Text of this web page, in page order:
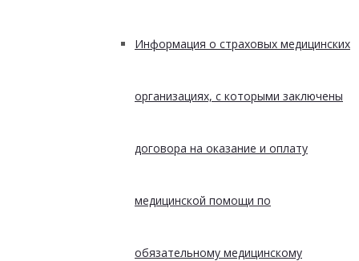
Информация о страховых медицинских
организациях, с которыми заключены
договора на оказание и оплату
медицинской помощи по
обязательному медицинскому